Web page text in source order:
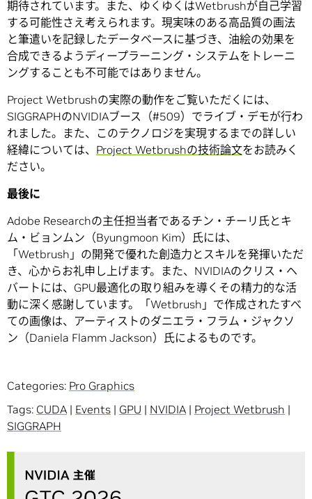
期待されています。また、ゆくゆくはWetbrushが自己学習
する可能性さえ考えられます。現実味のある高品質の画法
と筆遣いを記録したデータベースに基づき、油絵の効果を
合成できるようディープラーニング・システムをトレーニ
ングすることも不可能ではありません。
Project Wetbrushの実際の動作をご覧いただくには、
SIGGRAPHのNVIDIAブース（#509）でライブ・デモが行わ
れました。また、このテクノロジを実現するまでの詳しい
経緯については、 Project Wetbrushの技術論文をお読みく
ださい。
最後に
Adobe Researchの主任担当者であるチン・チーリ氏とキ
ム・ビョンムン（Byungmoon Kim）氏には、
「Wetbrush」の開発で優れた創造力とスキルを発揮いただ
き、心からお礼申し上げます。また、NVIDIAのクリス・ヘ
バートには、GPU最適化の取り組みを導くその精力的な活
動に深く感謝しています。「Wetbrush」で作成されたすべ
ての画像は、アーティストのダニエラ・フラム・ジャクソ
ン（Daniela Flamm Jackson）氏によるものです。
Categories: Pro Graphics
Tags: CUDA | Events | GPU | NVIDIA | Project Wetbrush |
SIGGRAPH